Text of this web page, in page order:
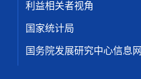
利益相关者视角
国家统计局
国务院发展研究中心信息网